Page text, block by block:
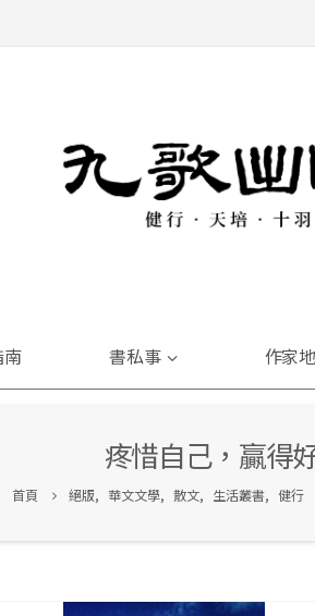
書私事 作家
疼惜自己，贏得
首頁 絕版, 華文文學, 散文, 生活叢書, 健行